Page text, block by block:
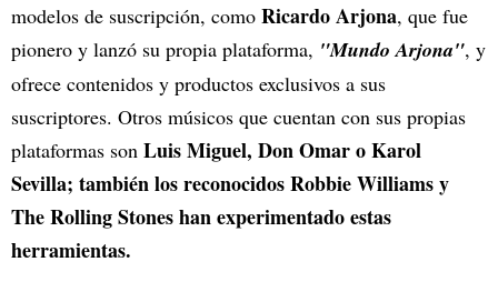
modelos de suscripción, como Ricardo Arjona, que fue
pionero y lanzó su propia plataforma, "Mundo Arjona", y
ofrece contenidos y productos exclusivos a sus
suscriptores. Otros músicos que cuentan con sus propias
plataformas son Luis Miguel, Don Omar o Karol
Sevilla; también los reconocidos Robbie Williams y
The Rolling Stones han experimentado estas
herramientas.